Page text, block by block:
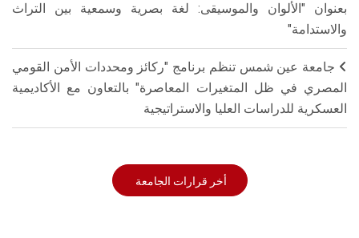
بعنوان "الألوان والموسيقى: لغة بصرية وسمعية بين التراث
والاستدامة"
جامعة عين شمس تنظم برنامج "ركائز ومحددات الأمن القومي
المصري في ظل المتغيرات المعاصرة" بالتعاون مع الأكاديمية
العسكرية للدراسات العليا والاستراتيجية
أخر قرارات الجامعة